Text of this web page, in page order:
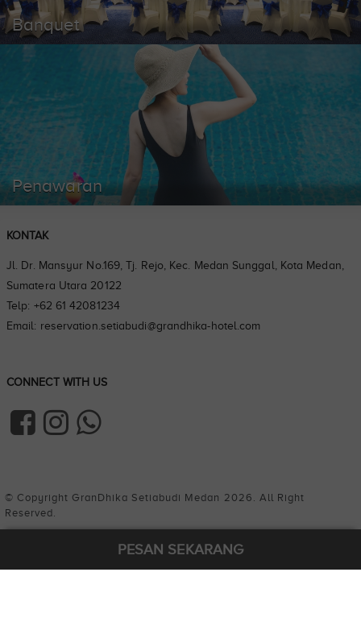
Banquet
Penawaran
KONTAK
Jl. Dr. Mansyur No.169, Tj. Rejo, Kec. Medan Sunggal, Kota Medan,
Sumatera Utara 20122
Telp: +62 61 42081234
Email: reservation.setiabudi@grandhika-hotel.com
CONNECT WITH US
© Copyright GranDhika Setiabudi Medan 2026. All Right
Reserved.
PESAN SEKARANG